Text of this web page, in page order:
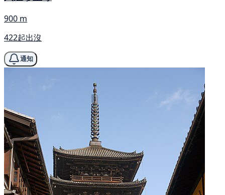
900 m
422起出沒
通知